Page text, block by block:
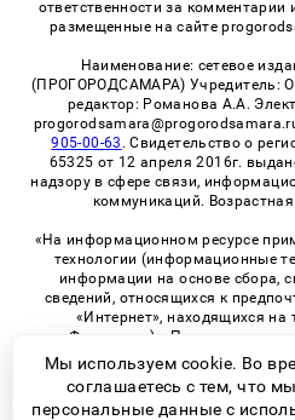
ответственности за
размещенные на сайте
Наименование: сетевое
(ПРОГОРОДСАМАРА) Учредитель:
редактор: Романова А.А.
905-00-63 . Свидетельство о
65325 от 12 апреля 2016г.
надзору в сфере связи,
коммуникаций.
«На информационном ресурсе
технологии (информационные
информации на основе сбора,
сведений, относящихся к
«Интернет», находящихся на
Федерации)». Правила
технологий в виджетах рекламно-
Мы используем cookie. Во
соглашаетесь с тем, что
персональные данные с